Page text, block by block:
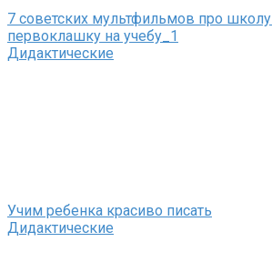
7 советских мультфильмов про
первоклашку на учебу_1
Дидактические
Учим ребенка красиво писать
Дидактические